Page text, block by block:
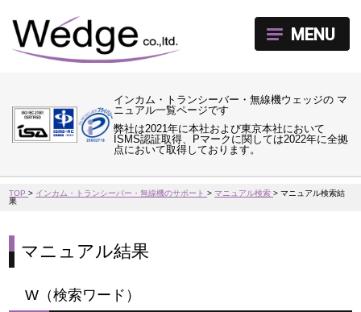
インカム・トランシーバー・無線機ウェッジの マ
ニュアル一覧ページです
弊社は2021年に本社および東京本社において
ISMS認証取得、Pマークに関しては2022年に全拠
点において取得しております。
MENU
TOP> インカム・トランシーバー・無線機のサポート>マニュアル検索>マニュアル検索結
果
マニュアル結果
W（検索ワード）